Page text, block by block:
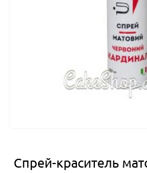
Спрей-краситель